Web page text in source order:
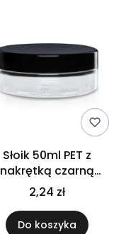
Słoik 50ml PET z
nakrętką czarną
słoiczek
2,24 zł
Do koszyka